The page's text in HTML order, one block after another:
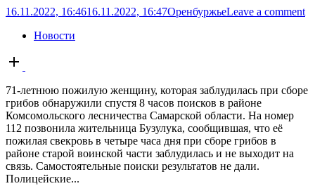
16.11.2022, 16:4616.11.2022, 16:47ОренбуржьеLeave a comment
Новости
Open
post
71-летнюю пожилую женщину, которая заблудилась при сборе
грибов обнаружили спустя 8 часов поисков в районе
Комсомольского лесничества Самарской области. На номер
112 позвонила жительница Бузулука, сообщившая, что её
пожилая свекровь в четыре часа дня при сборе грибов в
районе старой воинской части заблудилась и не выходит на
связь. Самостоятельные поиски результатов не дали.
Полицейские...